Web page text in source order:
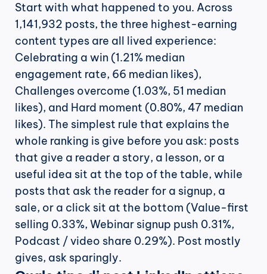
Start with what happened to you. Across
1,141,932 posts, the three highest-earning
content types are all lived experience:
Celebrating a win (1.21% median
engagement rate, 66 median likes),
Challenges overcome (1.03%, 51 median
likes), and Hard moment (0.80%, 47 median
likes). The simplest rule that explains the
whole ranking is give before you ask: posts
that give a reader a story, a lesson, or a
useful idea sit at the top of the table, while
posts that ask the reader for a signup, a
sale, or a click sit at the bottom (Value-first
selling 0.33%, Webinar signup push 0.31%,
Podcast / video share 0.29%). Post mostly
gives, ask sparingly.